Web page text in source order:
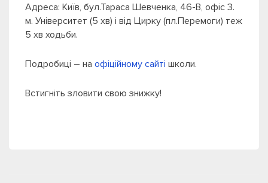
Адреса: Київ, бул.Тараса Шевченка, 46-В, офіс 3.
м. Університет (5 хв) і від Цирку (пл.Перемоги) теж
5 хв ходьби.
Подробиці – на офіційному сайті школи.
Встигніть зловити свою знижку!